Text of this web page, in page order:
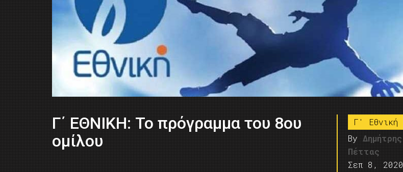
Γ΄ ΕΘΝΙΚΗ: Το πρόγραμμα του 8ου
ομίλου
Γ' Εθνική
By Δημήτρης
Πέττας
Σεπ 8, 2020